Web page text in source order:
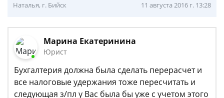
Наталья, г. Бийск 11 августа 2016 г. 13:28
Марина Екатеринина
Юрист
Бухгалтерия должна была сделать перерасчет и
все налоговые удержания тоже пересчитать и
следующая з/пл у Вас была бы уже с учетом этого